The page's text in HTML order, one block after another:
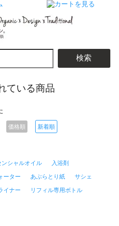
検索
ている商品
価格順 新着順
ンシャルオイル
入浴剤
ーター あぶらとり紙
サシェ
イナー
リフィル専用ボトル